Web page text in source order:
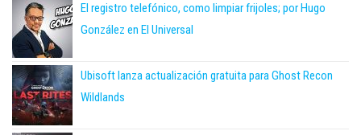
El registro telefónico, como limpiar frijoles; por Hugo
González en El Universal
Ubisoft lanza actualización gratuita para Ghost Recon
Wildlands